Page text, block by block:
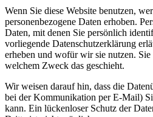
Wenn Sie diese Website benutzen,
personenbezogene Daten erhoben.
Daten, mit denen Sie persönlich
vorliegende Datenschutzerklärung
erheben und wofür wir sie nutzen.
welchem Zweck das geschieht.
Wir weisen darauf hin, dass die
bei der Kommunikation per E-Mail)
kann. Ein lückenloser Schutz der